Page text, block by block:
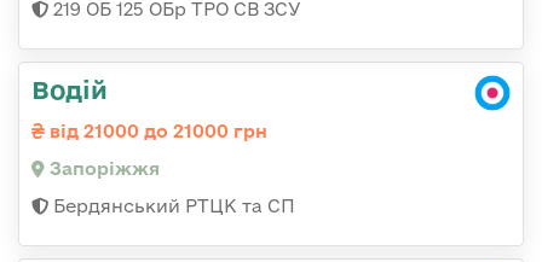
219 ОБ 125 ОБр ТРО СВ ЗСУ
Водій
від 21000 до 21000 грн
Запоріжжя
Бердянський РТЦК та СП